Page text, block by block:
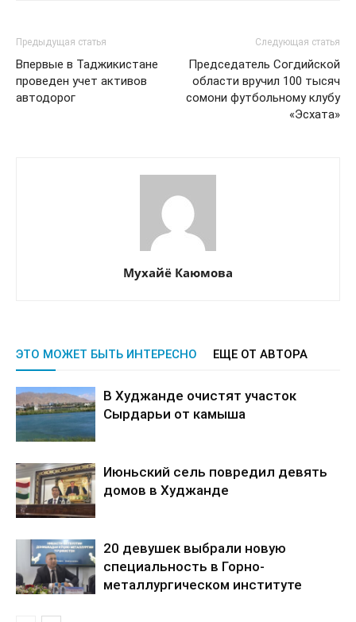
Предыдущая статья
Впервые в Таджикистане
проведен учет активов
автодорог
Следующая статья
Председатель Согдийской
области вручил 100 тысяч
сомони футбольному клубу
«Эсхата»
Мухайё Каюмова
ЭТО МОЖЕТ БЫТЬ ИНТЕРЕСНО ЕЩЕ ОТ АВТОРА
В Худжанде очистят участок
Сырдарьи от камыша
Июньский сель повредил девять
домов в Худжанде
20 девушек выбрали новую
специальность в Горно-
металлургическом институте